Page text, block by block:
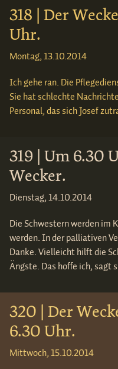
318 | Der
Uhr.
Montag, 13.10.2014
Ich gehe ran. Die
Sie hat schlechte
Personal, das sich Josef
319 | Um 6.30
Wecker.
Dienstag, 14.10.2014
Die Schwestern werden im
werden. In der palliativen
Danke. Vielleicht hilft die
Ängste. Das hoffe ich, sagt
320 | Der
6.30 Uhr.
Mittwoch, 15.10.2014